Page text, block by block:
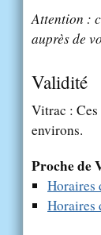
Attention :
auprès de
Validité
Vitrac :
environs.
Proche de
Horaires
Horaires